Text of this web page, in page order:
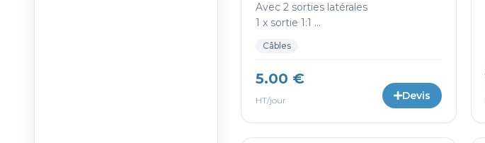
Avec 2 sorties latérales
1 x sortie 1:1 ...
Câbles
5.00 €
HT/jour Devis